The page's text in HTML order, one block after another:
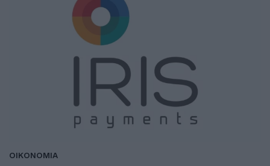
ΟΙΚΟΝΟΜΙΑ